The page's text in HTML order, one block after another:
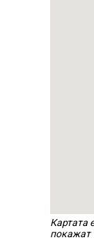
Картата
покажат